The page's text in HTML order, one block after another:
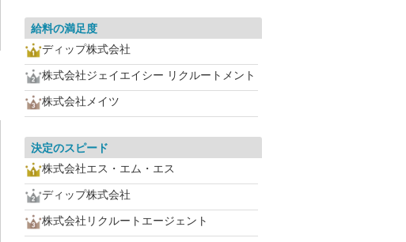
給料の満足度
ディップ株式会社
株式会社ジェイエイシー リクルートメント
株式会社メイツ
決定のスピード
株式会社エス・エム・エス
ディップ株式会社
株式会社リクルートエージェント